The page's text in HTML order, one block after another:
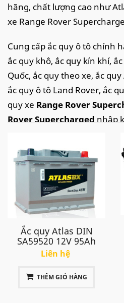
hãng, chất lượng cao như
xe Range Rover
Cung cấp ắc quy ô tô chính
ắc quy khô, ắc quy kín khí,
Quốc, ắc quy theo xe, ắc
ắc quy ô tô Land Rover, ắc
quy xe Range Rover
Rover Supercharged nhập
Superchargeddùng ắc quy
Ngoài việc cung cấp bình
phân phối ắc quy cho các
cung cấpdịch vụ thay ắc
quy ô tô, kích ắc quy ô tô
chóng, tiện lợi tại khắp các
như: Hà Nội,Thanh Hoá,
Chí Minh, Đà Nẵng, Hải
chóng kịp thời và dịch vụ
Ắc quy Atlas DIN
SA59520 12V 95Ah
Liên hệ
THÊM GIỎ HÀNG